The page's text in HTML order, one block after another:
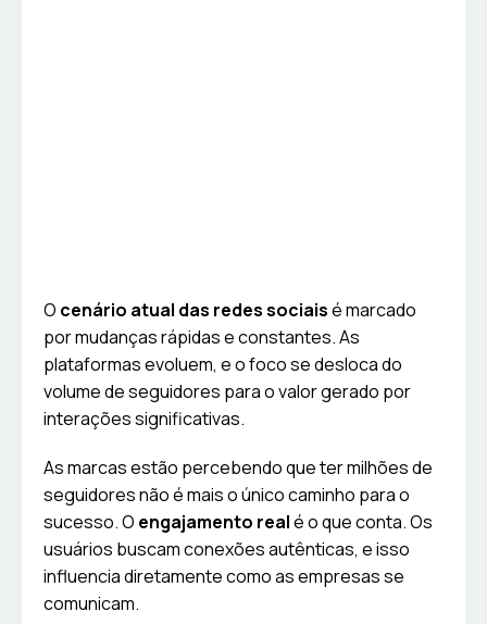
O cenário atual das redes sociaisé marcado
por mudanças rápidas e constantes. As
plataformas evoluem, e o foco se desloca do
volume de seguidores para o valor gerado por
interações significativas.
As marcas estão percebendo que ter milhões de
seguidores não é mais o único caminho para o
sucesso. O engajamento realé o que conta. Os
usuários buscam conexões autênticas, e isso
influencia diretamente como as empresas se
comunicam.